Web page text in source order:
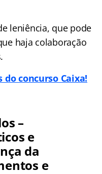
leniência, que pode
haja colaboração
concurso Caixa!
–
e
da
e